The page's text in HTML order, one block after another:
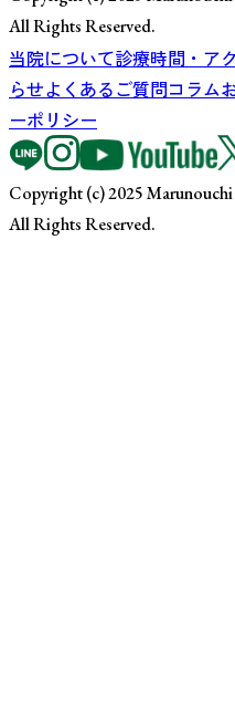
All Rights Reserved.
当院について診療時間・ア
らせよくあるご質問コラム
ーポリシー
Copyright (c) 2025
All Rights Reserved.